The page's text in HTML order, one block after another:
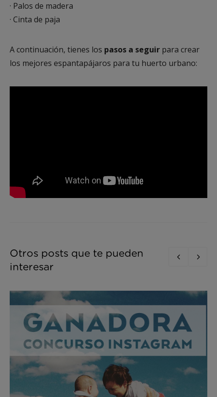
· Palos de madera
· Cinta de paja
A continuación, tienes los pasos a seguir para crear
los mejores espantapájaros para tu huerto urbano:
Otros posts que te pueden
interesar